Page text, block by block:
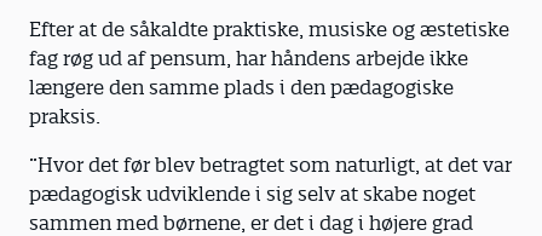
Efter at de såkaldte praktiske, musiske og æstetiske
fag røg ud af pensum, har håndens arbejde ikke
længere den samme plads i den pædagogiske
praksis.
”Hvor det før blev betragtet som naturligt, at det var
pædagogisk udviklende i sig selv at skabe noget
sammen med børnene, er det i dag i højere grad